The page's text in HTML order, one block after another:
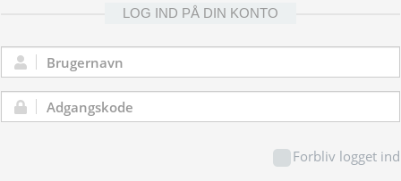
LOG IND PÅ DIN KONTO
Brugernavn:
Adgangskode:
Forbliv logget ind